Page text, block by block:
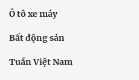
Ô tô xe máy
Bất động sản
Tuần Việt Nam